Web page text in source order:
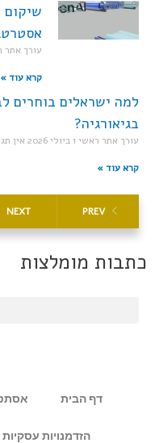
שיקום
עורך אתר
קרא עוד »
למה ישראלים בוחרים
בגיאורגיה?
עורך אתר ראשי 1 ביולי 2026 אין
קרא עוד »
PREV
NEXT
כתבות מומלצות
דף הבית
הזדמנויות עסקיות